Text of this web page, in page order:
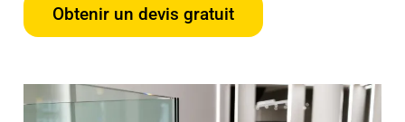
Obtenir un devis gratuit